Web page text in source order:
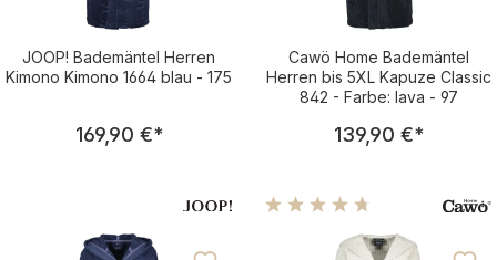
JOOP! Bademäntel Herren
Kimono Kimono 1664 blau - 175
Regulärer Preis:
169,90 €*
Cawö Home Bademäntel
Herren bis 5XL Kapuze Classic
842 - Farbe: lava - 97
Regulärer
139,90 €*
Durchschnittliche